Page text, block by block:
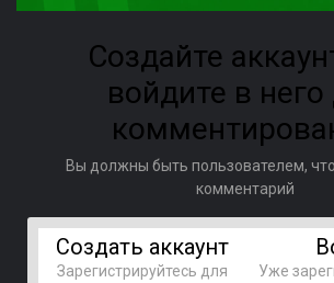
Создайте
войдите в него
Вы должны быть пользователем,
комментарий
Создать аккаунт
Зарегистрируйтесь для
Уже